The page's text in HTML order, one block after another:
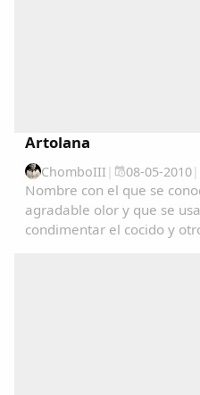
Artolana
ChomboIII | 08-05-2010|
Nombre con el que se
agradable olor y que se
condimentar el cocido y